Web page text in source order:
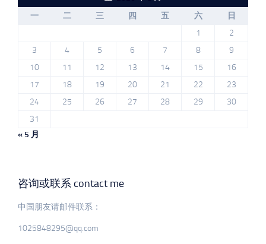
一
二 三 四 五 六
日
1
2
3
4 5 6 7 8
9
10
11 12 13 14 15
16
17
18 19 20 21 22
23
24
25 26 27 28 29
30
31
« 5 月
咨询或联系 contact me
中国朋友请邮件联系：
1025848295@qq.com